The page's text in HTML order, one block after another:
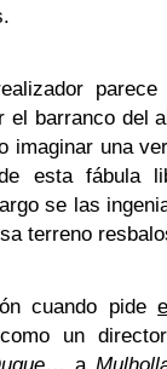
el barranco del
imaginar una
esta fábula
se las
terreno
cuando pide
un